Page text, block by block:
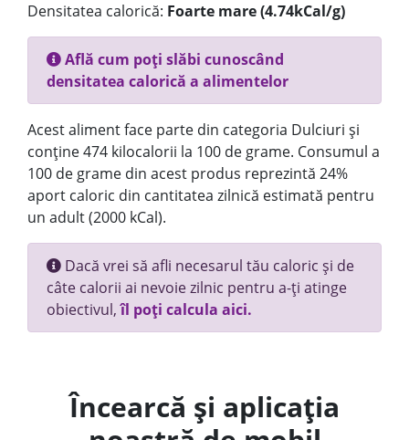
Densitatea calorică: Foarte mare (4.74kCal/g)
Află cum poți slăbi cunoscând
densitatea calorică a alimentelor
Acest aliment face parte din categoria Dulciuri și
conține 474 kilocalorii la 100 de grame. Consumul a
100 de grame din acest produs reprezintă 24%
aport caloric din cantitatea zilnică estimată pentru
un adult (2000 kCal).
Dacă vrei să afli necesarul tău caloric și de
câte calorii ai nevoie zilnic pentru a-ți atinge
obiectivul,îl poți calcula aici.
Încearcă și aplicația